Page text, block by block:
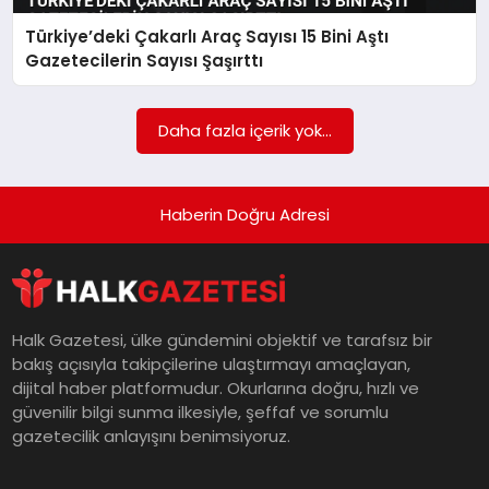
MAGAZIN
SPOR
TEKNOLOJI
YAŞAM
Türkiye’deki Çakarlı Araç Sayısı 15 Bini Aştı
Gazetecilerin Sayısı Şaşırttı
Daha fazla içerik yok...
Haberin Doğru Adresi
Halk Gazetesi, ülke gündemini objektif ve tarafsız bir
bakış açısıyla takipçilerine ulaştırmayı amaçlayan,
dijital haber platformudur. Okurlarına doğru, hızlı ve
güvenilir bilgi sunma ilkesiyle, şeffaf ve sorumlu
gazetecilik anlayışını benimsiyoruz.